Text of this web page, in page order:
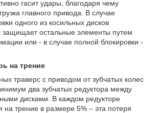
гасит удары, благодаря чему
главного привода. В случае
одного из косильных дисков
защищает остальные элементы путем
или - в случае полной блокировки -
на трение
траверс с приводом от зубчатых колес
два зубчатых редуктора между
дисками. В каждом редукторе
на трение в размере 5% – эта потеря